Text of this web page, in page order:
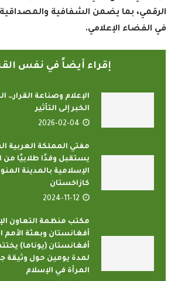
الرقمي، بما يضمن الشفافية
في الفضاء الإعلامي.
إقراء أيضاً في نفس
الإعلام وصناعة القرار…
الخبر إلى التأثير
2026-02-04
مفتي المملكة العربية
يستقبل وفدًا طلابيًا من
الإسلامية بالمدينة
كازاخستان
2024-11-12
مكتب منظمة التعاون
أفغانستان وبعثة الأمم
أفغانستان (يوناما)
لمدة يومين حول وثيقة
المرأة في الإسلام